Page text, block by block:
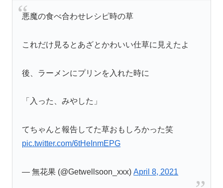
悪魔の食べ合わせレシピ時の草
これだけ見るとあざとかわいい仕草に見えたよ
後、ラーメンにプリンを入れた時に
「入った、みやした」
てちゃんと報告してた草おもしろかった笑
pic.twitter.com/6tHeInmEPG
— 無花果 (@Getwellsoon_xxx)April 8, 2021